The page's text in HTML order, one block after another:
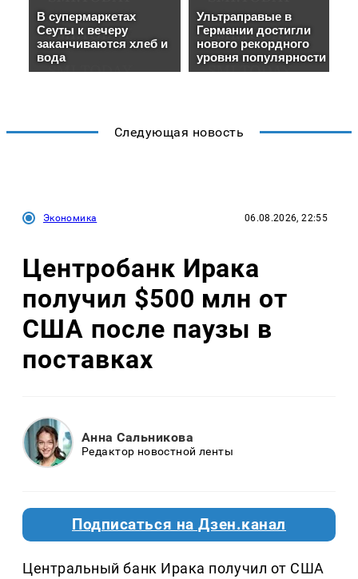
Следующая новость
Экономика 06.08.2026, 22:55
Центробанк Ирака
получил $500 млн от
США после паузы в
поставках
Анна Сальникова
Редактор новостной ленты
Подписаться на Дзен.канал
Центральный банк Ирака получил от США